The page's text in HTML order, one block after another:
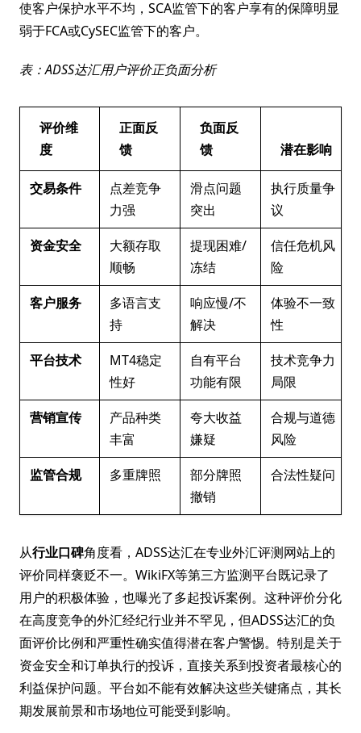
使客户保护水平不均，SCA监管下的客户享有的保障明显
弱于FCA或CySEC监管下的客户。
表：ADSS达汇用户评价正负面分析
评价维
度
正面反
馈
负面反
馈
潜在影响
交易条件
点差竞争
力强
滑点问题
突出
执行质量争
议
资金安全
大额存取
顺畅
提现困难/
冻结
信任危机风
险
客户服务
多语言支
持
响应慢/不
解决
体验不一致
性
平台技术
MT4稳定
性好
自有平台
功能有限
技术竞争力
局限
营销宣传
产品种类
丰富
夸大收益
嫌疑
合规与道德
风险
监管合规
多重牌照
部分牌照
撤销
合法性疑问
从行业口碑角度看，ADSS达汇在专业外汇评测网站上的
评价同样褒贬不一。WikiFX等第三方监测平台既记录了
用户的积极体验，也曝光了多起投诉案例。这种评价分化
在高度竞争的外汇经纪行业并不罕见，但ADSS达汇的负
面评价比例和严重性确实值得潜在客户警惕。特别是关于
资金安全和订单执行的投诉，直接关系到投资者最核心的
利益保护问题。平台如不能有效解决这些关键痛点，其长
期发展前景和市场地位可能受到影响。